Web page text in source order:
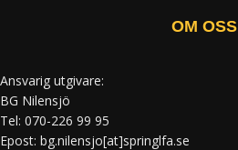
OM OSS
Ansvarig utgivare:
BG Nilensjö
Tel: 070-226 99 95
Epost: bg.nilensjo[at]springlfa.se